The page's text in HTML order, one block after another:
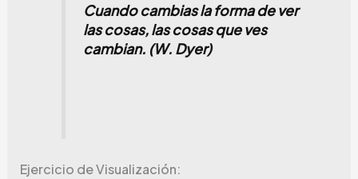
Cuando cambias la forma de ver
las cosas, las cosas que ves
cambian. (W. Dyer)
Ejercicio de Visualización: